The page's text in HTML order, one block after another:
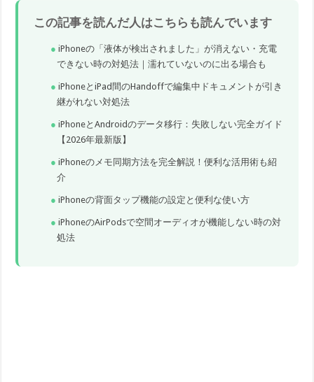
この記事を読んだ人はこちらも読んでいます
iPhoneの「液体が検出されました」が消えない・充電
できない時の対処法｜濡れていないのに出る場合も
iPhoneとiPad間のHandoffで編集中ドキュメントが引き
継がれない対処法
iPhoneとAndroidのデータ移行：失敗しない完全ガイド
【2026年最新版】
iPhoneのメモ同期方法を完全解説！便利な活用術も紹
介
iPhoneの背面タップ機能の設定と便利な使い方
iPhoneのAirPodsで空間オーディオが機能しない時の対
処法